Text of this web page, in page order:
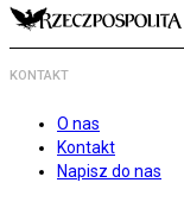
KONTAKT
O nas
Kontakt
Napisz do nas